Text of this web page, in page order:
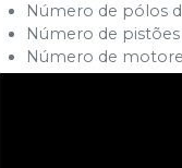
Número de pólos
Número de
Número de